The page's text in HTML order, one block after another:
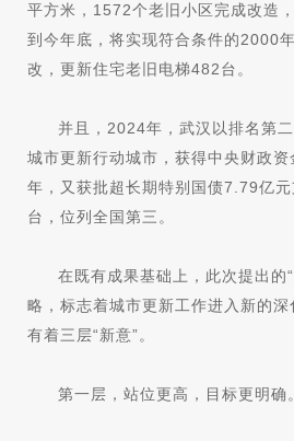
平方米，1572个老旧小区完成改造
到今年底，将实现符合条件的2000
改，更新住宅老旧电梯482台。
并且，2024年，武汉以排名第
城市更新行动城市，获得中央财政
年，又获批超长期特别国债7.79亿
台，位列全国第三。
在既有成果基础上，此次提出的
略，标志着城市更新工作进入新的
有着三层“新意”。
第一层，站位更高，目标更明确